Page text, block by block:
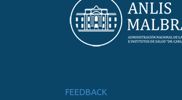
FEEDBACK